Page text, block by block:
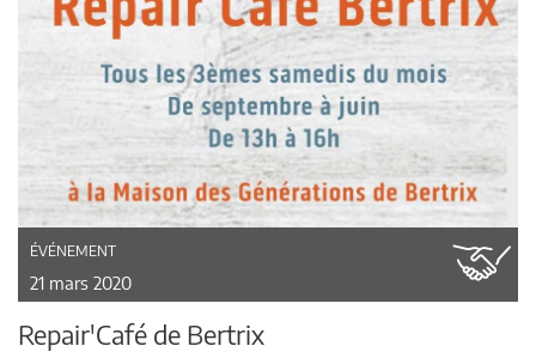
ÉVÉNEMENT
21 mars 2020
Repair'Café de Bertrix